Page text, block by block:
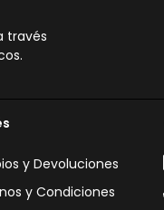
través
y Devoluciones
y Condiciones